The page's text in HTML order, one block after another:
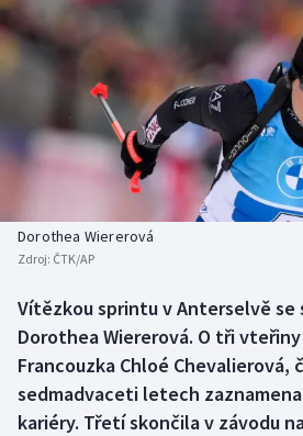
Americký fotbal
Baseball a softbal
Basketbal
Boby a skeleton
Box
Dostihy
NEPŘEHLÉDNĚTE
Soutěže
Historické návraty
Aplikace ČT sport
AZ kvíz
Dorothea Wiererová
Zdroj: ČTK/AP
Vítězkou sprintu v Anterselvě
Dorothea Wiererová. O tři
Francouzka Chloé Chevalierová,
sedmadvaceti letech
kariéry. Třetí skončila v závodu